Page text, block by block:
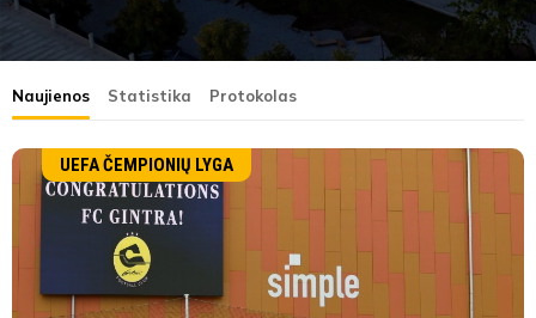
Naujienos Statistika Protokolas
UEFA ČEMPIONIŲ LYGA